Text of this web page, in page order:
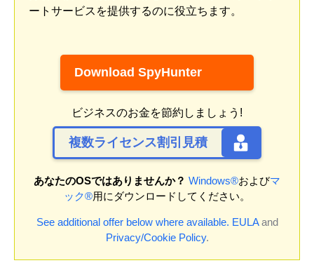
ートサービスを提供するのに役立ちます。
Download SpyHunter
ビジネスのお金を節約しましょう!
複数ライセンス割引見積
あなたのOSではありませんか？ Windows®およびマ
ック®用にダウンロードしてください。
See additional offer below where available. EULAand
Privacy/Cookie Policy.